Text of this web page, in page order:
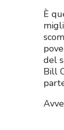
È
del
Bill